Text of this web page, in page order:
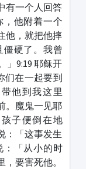
有一个人回答
，他附着一个
他，就把他摔
硬了。我曾
」9:19 耶稣开
们在一起要到
他到我这里
。魔鬼一见耶
子便倒在地
：「这事发生
：「从小的时
要害死他。